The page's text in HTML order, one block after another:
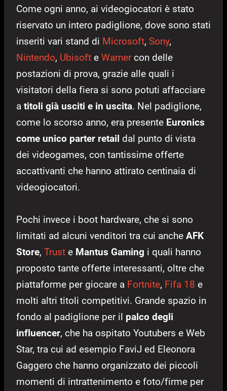
Come ogni anno, ai videogiocatori è stato
riservato un intero padiglione, dove sono stati
inseriti vari stand di Microsoft, Sony,
Nintendo, Ubisoft e Warnercon delle
postazioni di prova, grazie alle quali i
visitatori della fiera si sono potuti affacciare
a titoli già usciti e in uscita. Nel padiglione,
come lo scorso anno, era presente Euronics
come unico parter retail dal punto di vista
dei videogames, con tantissime offerte
accattivanti che hanno attirato centinaia di
videogiocatori.
Pochi invece i boot hardware, che si sono
limitati ad alcuni venditori tra cui anche AFK
Store, Trust e Mantus Gaming i quali hanno
proposto tante offerte interessanti, oltre che
piattaforme per giocare a Fortnite, Fifa 18 e
molti altri titoli competitivi. Grande spazio in
fondo al padiglione per il palco degli
influencer, che ha ospitato Youtubers e Web
Star, tra cui ad esempio FaviJ ed Eleonora
Gaggero che hanno organizzato dei piccoli
momenti di intrattenimento e foto/firme per